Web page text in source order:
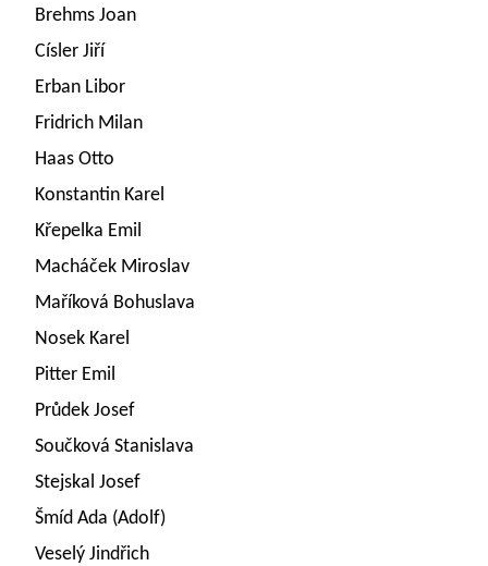
Brehms Joan
Císler Jiří
Erban Libor
Fridrich Milan
Haas Otto
Konstantin Karel
Křepelka Emil
Macháček Miroslav
Maříková Bohuslava
Nosek Karel
Pitter Emil
Průdek Josef
Součková Stanislava
Stejskal Josef
Šmíd Ada (Adolf)
Veselý Jindřich